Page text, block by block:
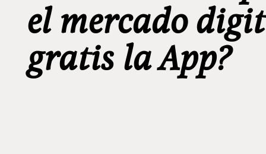
el mercado
gratis la App?